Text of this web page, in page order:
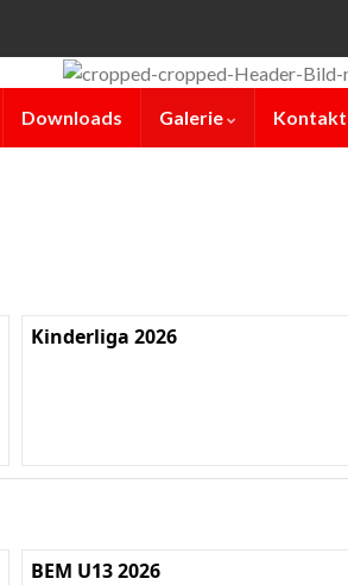
Downloads Galerie Kontakt
Kinderliga 2026
BEM U13 2026